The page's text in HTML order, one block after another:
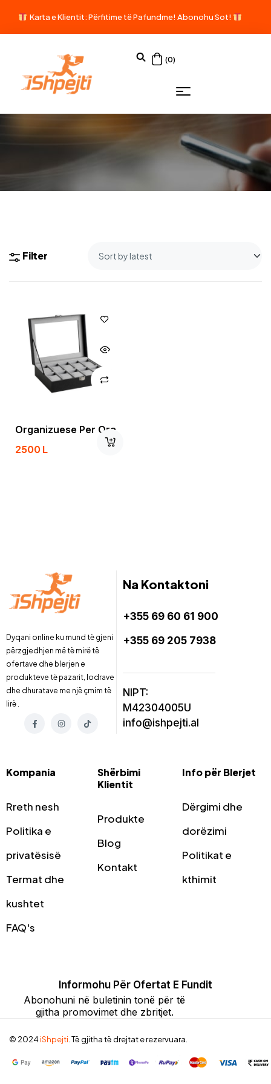
Karta e Klientit: Përfitime të Pafundme! Abonohu Sot!
(0)
Filter
Organizuese Per Ora
2500L
Dyqani online ku mund të gjeni
përzgjedhjen më të mirë të
ofertave dhe blerjen e
produkteve të pazarit, lodrave
dhe dhuratave me një çmim të
lirë .
Na Kontaktoni
+355 69 60 61 900
+355 69 205 7938
NIPT:
M42304005U
info@ishpejti.al
Kompania
Rreth nesh
Politika e
privatësisë
Termat dhe
kushtet
FAQ's
Shërbimi
Klientit
Produkte
Blog
Kontakt
Info për Blerjet
Dërgimi dhe
dorëzimi
Politikat e
kthimit
Informohu Për Ofertat E Fundit
Abonohuni në buletinin tonë për të
gjitha promovimet dhe zbritjet.
© 2024iShpejti. Të gjitha të drejtat e rezervuara.